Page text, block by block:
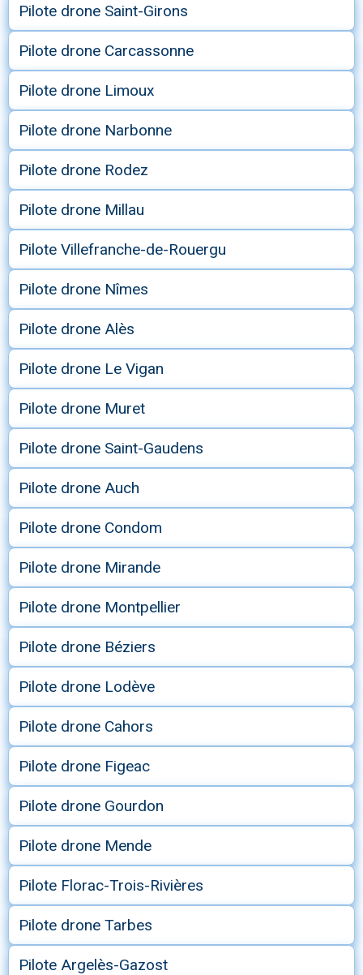
Pilote drone Saint-Girons
Pilote drone Carcassonne
Pilote drone Limoux
Pilote drone Narbonne
Pilote drone Rodez
Pilote drone Millau
Pilote Villefranche-de-Rouergu
Pilote drone Nîmes
Pilote drone Alès
Pilote drone Le Vigan
Pilote drone Muret
Pilote drone Saint-Gaudens
Pilote drone Auch
Pilote drone Condom
Pilote drone Mirande
Pilote drone Montpellier
Pilote drone Béziers
Pilote drone Lodève
Pilote drone Cahors
Pilote drone Figeac
Pilote drone Gourdon
Pilote drone Mende
Pilote Florac-Trois-Rivières
Pilote drone Tarbes
Pilote Argelès-Gazost